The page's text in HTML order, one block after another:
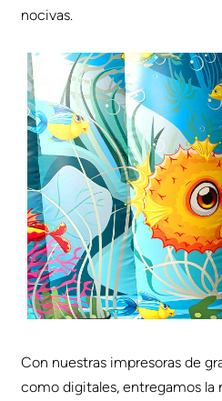
nocivas.
Con nuestras impresoras de
como digitales, entregamos la